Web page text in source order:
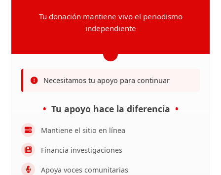
Tu donación mantiene vivo el periodismo
independiente
Necesitamos tu apoyo para continuar
Tu apoyo hace la diferencia
Mantiene el sitio en línea
Financia investigaciones
Apoya voces comunitarias